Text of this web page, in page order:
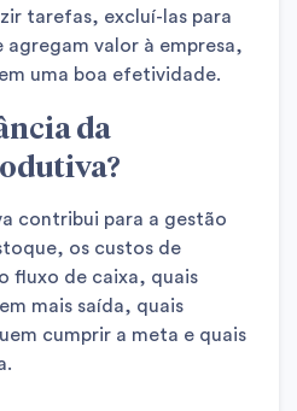
tarefas, excluí-las para
agregam valor à empresa,
uma boa efetividade.
da
contribui para a gestão
os custos de
fluxo de caixa, quais
mais saída, quais
cumprir a meta e quais